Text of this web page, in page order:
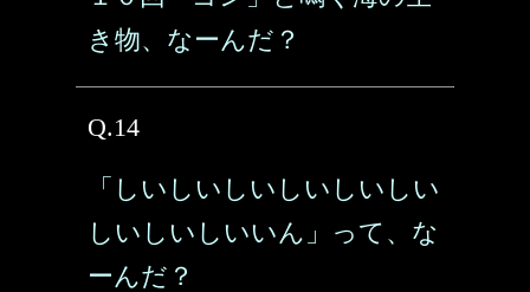
き物、なーんだ？
Q.14
「しいしいしいしいしいしい
しいしいしいいん」って、な
ーんだ？